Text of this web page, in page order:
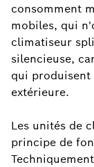
consomment
mobiles, qui
climatiseur
silencieuse,
qui
extérieure.
Les unités de
principe de